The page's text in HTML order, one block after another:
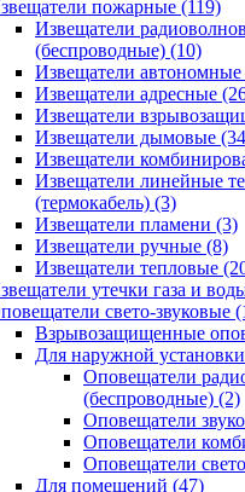
пожарные (119)
Извещатели
(беспроводные) (10)
Извещатели автономные
Извещатели адресные
Извещатели
Извещатели дымовые
Извещатели
Извещатели линейные
(термокабель) (3)
Извещатели пламени (3)
Извещатели ручные (8)
Извещатели тепловые
утечки газа и
свето-звуковые
Взрывозащищенные
Для наружной
Оповещатели
(беспроводные) (2)
Оповещатели
Оповещатели
Оповещатели
Для помещений (47)